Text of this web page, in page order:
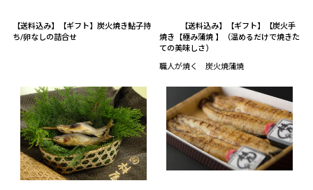
【送料込み】【ギフト】炭火焼き鮎子持
ち/卵なしの詰合せ
【送料込み】【ギフト】【炭火手
焼き【極み蒲焼 】（温めるだけで焼きた
ての美味しさ）
職人が焼く 炭火焼蒲焼